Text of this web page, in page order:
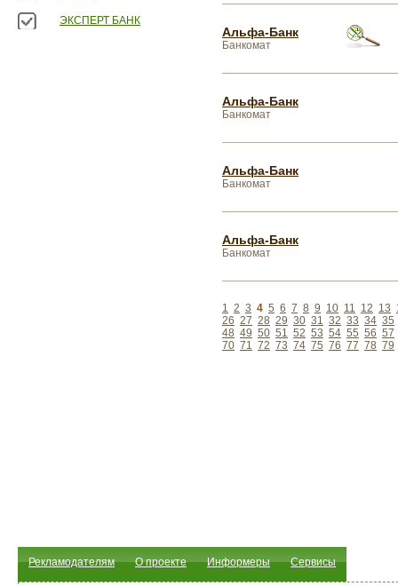
ЭКСПЕРТ БАНК
Альфа-Банк
Банкомат
Альфа-Банк
Банкомат
Альфа-Банк
Банкомат
Альфа-Банк
Банкомат
1 2 3 4 5 6 7 8 9 10 11 12 13
26 27 28 29 30 31 32 33 34 35
48 49 50 51 52 53 54 55 56 57
70 71 72 73 74 75 76 77 78 79
Рекламодателям О проекте Информеры Сервисы